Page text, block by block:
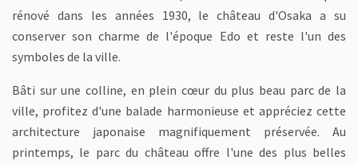
rénové dans les années 1930, le château d'Osaka a su
conserver son charme de l'époque Edo et reste l'un des
symboles de la ville.
Bâti sur une colline, en plein cœur du plus beau parc de la
ville, profitez d'une balade harmonieuse et appréciez cette
architecture japonaise magnifiquement préservée. Au
printemps, le parc du château offre l'une des plus belles